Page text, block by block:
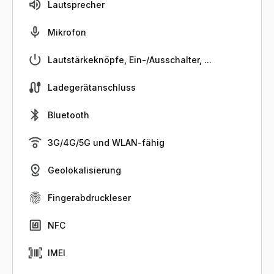
Lautsprecher
Mikrofon
Lautstärkeknöpfe, Ein-/Ausschalter, ...
Ladegerätanschluss
Bluetooth
3G/4G/5G und WLAN-fähig
Geolokalisierung
Fingerabdruckleser
NFC
IMEI